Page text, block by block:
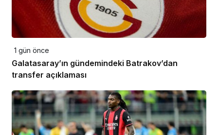
1 gün önce
Galatasaray’ın gündemindeki Batrakov’dan
transfer açıklaması